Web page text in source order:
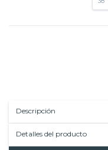
Descripción
Detalles del producto